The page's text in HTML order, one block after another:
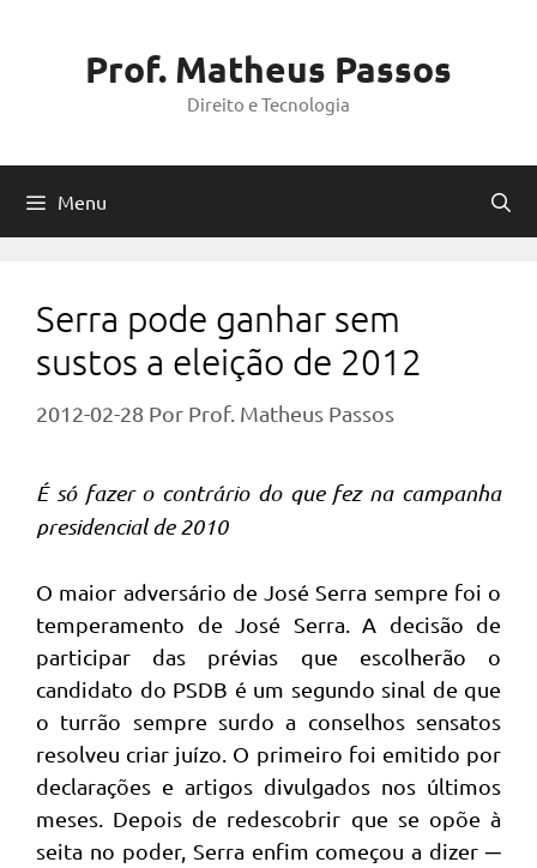
Prof. Matheus Passos
Direito e Tecnologia
Menu
Serra pode ganhar sem
sustos a eleição de 2012
2012-02-28 Por Prof. Matheus Passos
É só fazer o contrário do que fez na campanha
presidencial de 2010
O maior adversário de José Serra sempre foi o
temperamento de José Serra. A decisão de
participar das prévias que escolherão o
candidato do PSDB é um segundo sinal de que
o turrão sempre surdo a conselhos sensatos
resolveu criar juízo. O primeiro foi emitido por
declarações e artigos divulgados nos últimos
meses. Depois de redescobrir que se opõe à
seita no poder, Serra enfim começou a dizer ─